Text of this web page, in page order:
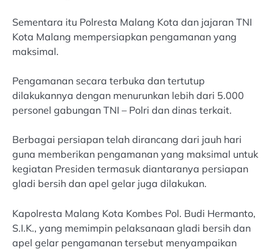
Sementara itu Polresta Malang Kota dan jajaran TNI
Kota Malang mempersiapkan pengamanan yang
maksimal.
Pengamanan secara terbuka dan tertutup
dilakukannya dengan menurunkan lebih dari 5.000
personel gabungan TNI – Polri dan dinas terkait.
Berbagai persiapan telah dirancang dari jauh hari
guna memberikan pengamanan yang maksimal untuk
kegiatan Presiden termasuk diantaranya persiapan
gladi bersih dan apel gelar juga dilakukan.
Kapolresta Malang Kota Kombes Pol. Budi Hermanto,
S.I.K., yang memimpin pelaksanaan gladi bersih dan
apel gelar pengamanan tersebut menyampaikan